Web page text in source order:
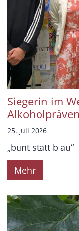
Siegerin im
25. Juli 2026
„bunt statt blau“
Mehr